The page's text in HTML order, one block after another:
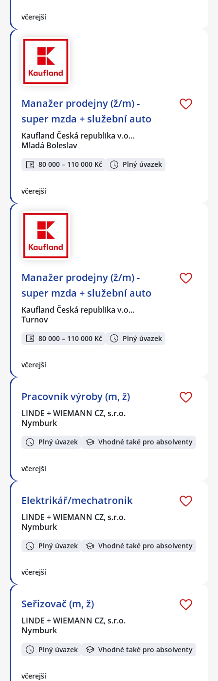
včerejší
Manažer prodejny (ž/m) -
super mzda + služební auto
Kaufland Česká republika v.o…
Mladá Boleslav
80 000 – 110 000 Kč Plný úvazek
včerejší
Manažer prodejny (ž/m) -
super mzda + služební auto
Kaufland Česká republika v.o…
Turnov
80 000 – 110 000 Kč Plný úvazek
včerejší
Pracovník výroby (m, ž)
LINDE + WIEMANN CZ, s.r.o.
Nymburk
Plný úvazek Vhodné také pro absolventy
včerejší
Elektrikář/mechatronik
LINDE + WIEMANN CZ, s.r.o.
Nymburk
Plný úvazek Vhodné také pro absolventy
včerejší
Seřizovač (m, ž)
LINDE + WIEMANN CZ, s.r.o.
Nymburk
Plný úvazek Vhodné také pro absolventy
včerejší